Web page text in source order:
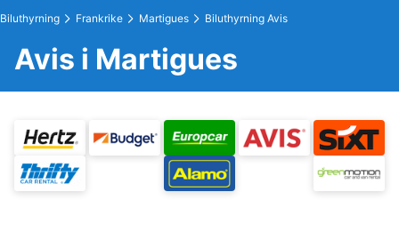
Biluthyrning Frankrike Martigues Biluthyrning Avis
Avis i Martigues